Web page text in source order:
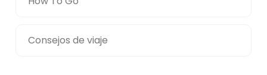
Consejos de viaje